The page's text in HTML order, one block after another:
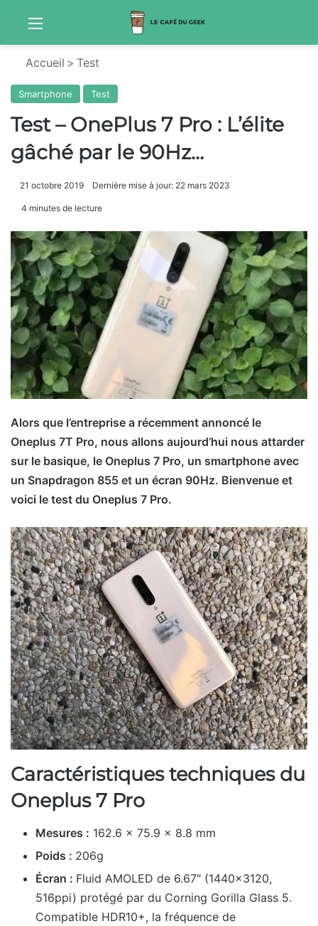
Menu
Accueil > Test
Smartphone Test
Test – OnePlus 7 Pro : L’élite
gâché par le 90Hz…
21 octobre 2019 Dernière mise à jour: 22 mars 2023
4 minutes de lecture
Alors que l’entreprise a récemment annoncé le
Oneplus 7T Pro, nous allons aujourd’hui nous attarder
sur le basique, le Oneplus 7 Pro, un smartphone avec
un Snapdragon 855 et un écran 90Hz. Bienvenue et
voici le test du Oneplus 7 Pro.
Caractéristiques techniques du
Oneplus 7 Pro
Mesures : 162.6 x 75.9 x 8.8 mm
Poids : 206g
Écran : Fluid AMOLED de 6.67″ (1440×3120,
516ppi) protégé par du Corning Gorilla Glass 5.
Compatible HDR10+, la fréquence de